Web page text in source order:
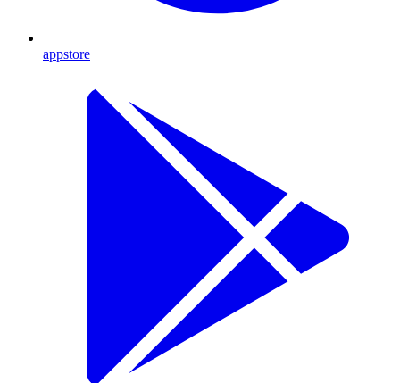
appstore